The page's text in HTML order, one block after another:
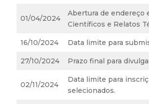
01/04/2024
Abertura de endereço
Científicos e Relatos
16/10/2024 Data limite para
27/10/2024 Prazo final para
02/11/2024
Data limite para
selecionados.